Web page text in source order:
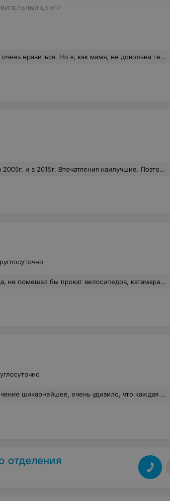
ЦЕНТР
сушки и глажки белья. В реале выясняем, что, если ребенок из Гомеля, то одежду на стирку обязаны забирать родители, а когда я поставила вопрос о том, что я приеду и вручную постираю вещи, мне ответили, что сушить их попросту негде, а если повесишь на батарею, то прибегает тут же уборщица и начинает орать.
медработников и остального персонала хорошее. Правда, сейчас очень мало лечится людей из Белоруси. Основной контингент Россия-примерно 90%. Чья в том вина?! После санатория долгое время чувствуешь себя в форме, главное не лениться ходить на процедуры! Хочу попасть сюда ещё.
и никакого выбора! Магазина нет! Придется ездить в Мозырь! В выходные нет никаких развлечений! Для любителей уединённого отдыха- самое то!
к качеству продуктов претензий не было. Номера в новом 6 корпусе вообще класс. Как в отелях Турции. Заходил еще в номера 3 корпуса. Тоже все очень красиво, но площадью уступает,конечно,корпусу №6. Несмотря на отдых в марте - холодно не было. Все 12 дней сплошного удовольствия! Рекомендую!
отделения